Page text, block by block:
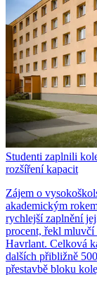
Studenti zaplnili
rozšíření kapacit
Zájem o
akademickým
rychlejší zaplnění
procent, řekl
Havrlant. Celková
dalších přibližně
přestavbě bloku